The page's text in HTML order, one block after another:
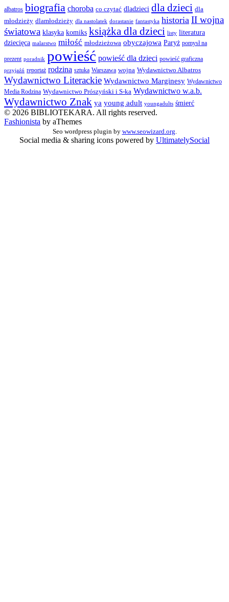
albatros biografia choroba co czytać dladzieci dla dzieci dla
młodzieży dlamłodzieży dla nastolatek dorastanie fantastyka historia II wojna
światowa klasyka komiks książka dla dzieci listy literatura
dziecięca malarstwo miłość młodzieżowa obyczajowa Paryż pomysł na
prezent poradnik powieść powieść dla dzieci powieść graficzna
przyjaźń reportaż rodzina sztuka Warszawa wojna Wydawnictwo Albatros
Wydawnictwo Literackie Wydawnictwo Marginesy Wydawnictwo
Media Rodzina Wydawnictwo Prószyński i S-ka Wydawnictwo w.a.b.
Wydawnictwo Znak ya young adult youngadults śmierć
© 2026 BIBLIOTEKARA. All rights reserved.
Fashionista by aThemes
Seo wordpress plugin by www.seowizard.org
Social media & sharing icons powered by UltimatelySocial